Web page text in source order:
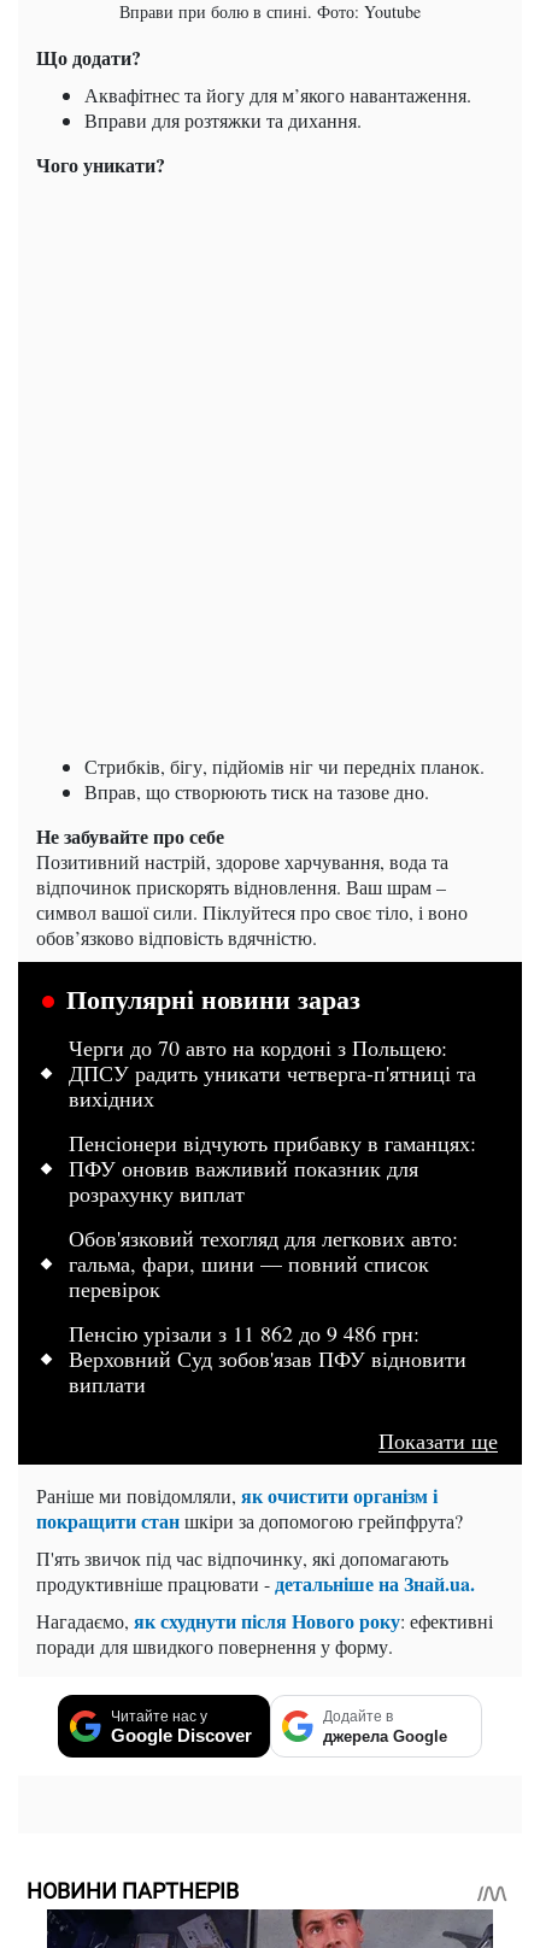
Вправи при болю в спині. Фото: Youtube
Що додати?
Аквафітнес та йогу для м’якого навантаження.
Вправи для розтяжки та дихання.
Чого уникати?
Стрибків, бігу, підйомів ніг чи передніх планок.
Вправ, що створюють тиск на тазове дно.
Не забувайте про себе
Позитивний настрій, здорове харчування, вода та
відпочинок прискорять відновлення. Ваш шрам –
символ вашої сили. Піклуйтеся про своє тіло, і воно
обов’язково відповість вдячністю.
Популярні новини зараз
Черги до 70 авто на кордоні з Польщею:
ДПСУ радить уникати четверга-п'ятниці та
вихідних
Пенсіонери відчують прибавку в гаманцях:
ПФУ оновив важливий показник для
розрахунку виплат
Обов'язковий техогляд для легкових авто:
гальма, фари, шини — повний список
перевірок
Пенсію урізали з 11 862 до 9 486 грн:
Верховний Суд зобов'язав ПФУ відновити
виплати
Показати ще
Раніше ми повідомляли, як очистити організм і
покращити станшкіри за допомогою грейпфрута?
П'ять звичок під час відпочинку, які допомагають
продуктивніше працювати - детальніше на Знай.ua.
Нагадаємо, як схуднути після Нового року: ефективні
поради для швидкого повернення у форму.
Читайте нас у
Google Discover
Додайте в
джерела Google
НОВИНИ ПАРТНЕРІВ